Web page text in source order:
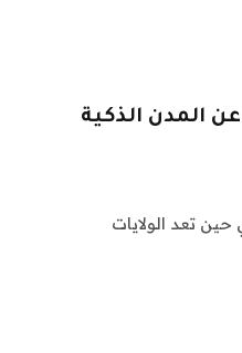
المدن الذكية
تعد الولايات